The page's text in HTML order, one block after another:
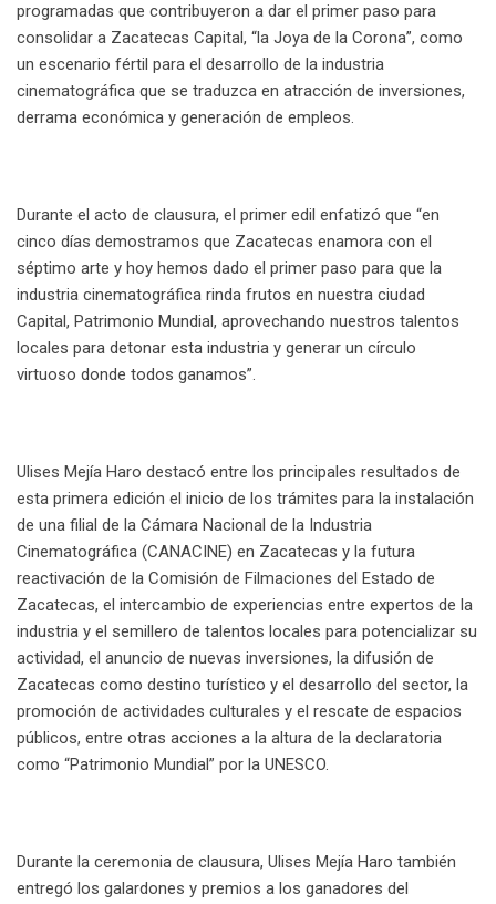
programadas que contribuyeron a dar el primer paso para
consolidar a Zacatecas Capital, “la Joya de la Corona”, como
un escenario fértil para el desarrollo de la industria
cinematográfica que se traduzca en atracción de inversiones,
derrama económica y generación de empleos.
Durante el acto de clausura, el primer edil enfatizó que “en
cinco días demostramos que Zacatecas enamora con el
séptimo arte y hoy hemos dado el primer paso para que la
industria cinematográfica rinda frutos en nuestra ciudad
Capital, Patrimonio Mundial, aprovechando nuestros talentos
locales para detonar esta industria y generar un círculo
virtuoso donde todos ganamos”.
Ulises Mejía Haro destacó entre los principales resultados de
esta primera edición el inicio de los trámites para la instalación
de una filial de la Cámara Nacional de la Industria
Cinematográfica (CANACINE) en Zacatecas y la futura
reactivación de la Comisión de Filmaciones del Estado de
Zacatecas, el intercambio de experiencias entre expertos de la
industria y el semillero de talentos locales para potencializar su
actividad, el anuncio de nuevas inversiones, la difusión de
Zacatecas como destino turístico y el desarrollo del sector, la
promoción de actividades culturales y el rescate de espacios
públicos, entre otras acciones a la altura de la declaratoria
como “Patrimonio Mundial” por la UNESCO.
Durante la ceremonia de clausura, Ulises Mejía Haro también
entregó los galardones y premios a los ganadores del